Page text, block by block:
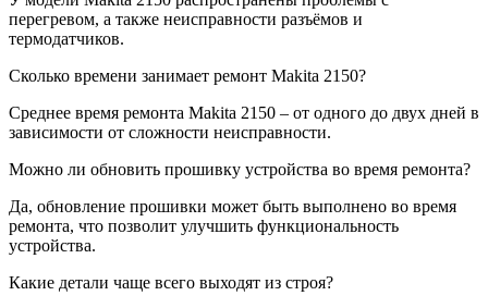
перегревом, а также неисправности разъёмов и
термодатчиков.
Сколько времени занимает ремонт Makita 2150?
Среднее время ремонта Makita 2150 – от одного до двух дней в
зависимости от сложности неисправности.
Можно ли обновить прошивку устройства во время ремонта?
Да, обновление прошивки может быть выполнено во время
ремонта, что позволит улучшить функциональность
устройства.
Какие детали чаще всего выходят из строя?